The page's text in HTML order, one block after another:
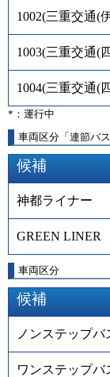
1002(三重交通(
1003(三重交通(
1004(三重交通(
*：運行中
車両区分「連節バ
候補
神都ライナー
GREEN LINER
車両区分
候補
ノンステップバ
ワンステップバ